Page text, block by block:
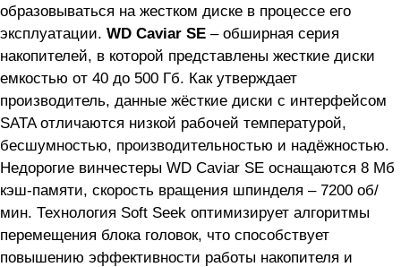
образовываться на жестком диске в процессе его
эксплуатации. WD Caviar SE – обширная серия
накопителей, в которой представлены жесткие диски
емкостью от 40 до 500 Гб. Как утверждает
производитель, данные жёсткие диски с интерфейсом
SATA отличаются низкой рабочей температурой,
бесшумностью, производительностью и надёжностью.
Недорогие винчестеры WD Caviar SE оснащаются 8 Мб
кэш-памяти, скорость вращения шпинделя – 7200 об/
мин. Технология Soft Seek оптимизирует алгоритмы
перемещения блока головок, что способствует
повышению эффективности работы накопителя и